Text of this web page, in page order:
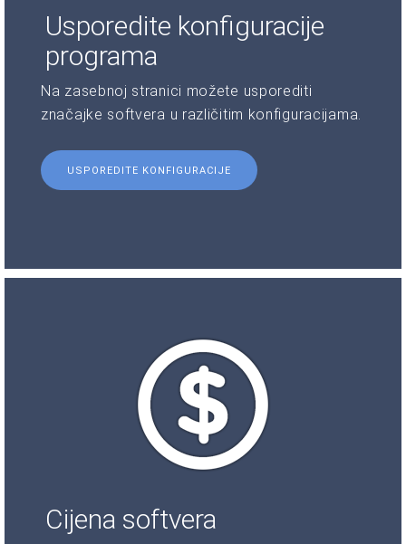
Usporedite konfiguracije
programa
Na zasebnoj stranici možete usporediti
značajke softvera u različitim konfiguracijama.
USPOREDITE KONFIGURACIJE
Cijena softvera